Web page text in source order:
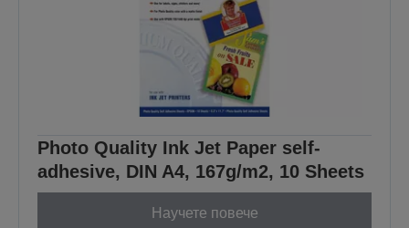
Photo Quality Ink Jet Paper self-
adhesive, DIN A4, 167g/m2, 10 Sheets
Научете повече